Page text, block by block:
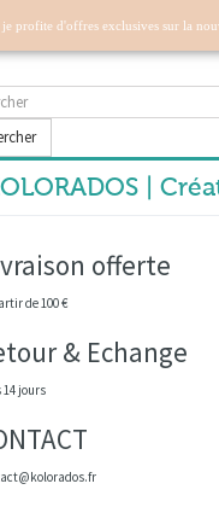
|
offerte
de 100 €
& Echange
14 jours
, je profite d'offres exclusives sur la